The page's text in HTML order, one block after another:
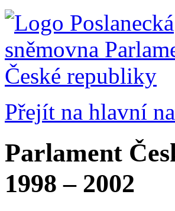
Přejít na hlavní
Parlament
1998 – 2002